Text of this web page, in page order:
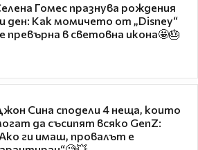
Гомес празнува рождения
ден: Как момичето от „Disney“
превърна в световна икона🤩🎂
Сина сподели 4 неща, които
да съсипят всяко GenZ:
ги имаш, провалът е